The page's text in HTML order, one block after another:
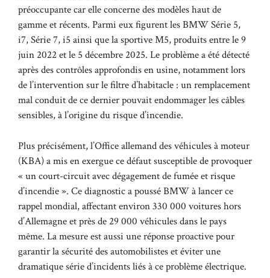
préoccupante car elle concerne des modèles haut de
gamme et récents. Parmi eux figurent les BMW Série 5,
i7, Série 7, i5 ainsi que la sportive M5, produits entre le 9
juin 2022 et le 5 décembre 2025. Le problème a été détecté
après des contrôles approfondis en usine, notamment lors
de l’intervention sur le filtre d’habitacle : un remplacement
mal conduit de ce dernier pouvait endommager les câbles
sensibles, à l’origine du risque d’incendie.
Plus précisément, l’Office allemand des véhicules à moteur
(KBA) a mis en exergue ce défaut susceptible de provoquer
« un court-circuit avec dégagement de fumée et risque
d’incendie ». Ce diagnostic a poussé BMW à lancer ce
rappel mondial, affectant environ 330 000 voitures hors
d’Allemagne et près de 29 000 véhicules dans le pays
même. La mesure est aussi une réponse proactive pour
garantir la sécurité des automobilistes et éviter une
dramatique série d’incidents liés à ce problème électrique.